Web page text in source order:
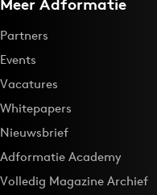
Meer Adformatie
Partners
Events
Vacatures
Whitepapers
Nieuwsbrief
Adformatie Academy
Volledig Magazine Archief